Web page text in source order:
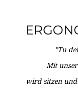
"Tu
Mit
wird sitzen